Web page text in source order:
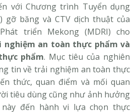
với Chương trình Tuyển dụng
gỡ băng và CTV dịch thuật của
triển Mekong (MDRI) cho
nghiệm an toàn thực phẩm và
phẩm. Mục tiêu của nghiên
tin về trải nghiệm an toàn thực
thức, quan điểm và mối quan
tiêu dùng cũng như ảnh hưởng
đến hành vi lựa chọn thực